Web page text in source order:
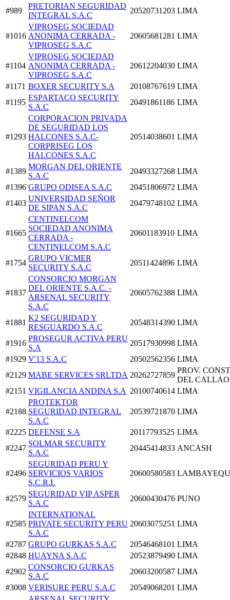
#989
PRETORIAN SEGURIDAD
INTEGRAL S.A.C
20520731203 LIMA
#1016
VIPROSEG SOCIEDAD
ANONIMA CERRADA -
VIPROSEG S.A.C
20605681281 LIMA
#1104
VIPROSEG SOCIEDAD
ANONIMA CERRADA -
VIPROSEG S.A.C
20612204030 LIMA
#1171 BOXER SECURITY S.A 20108767619 LIMA
#1195
ESPARTACO SECURITY
S.A.C
20491861186 LIMA
#1293
CORPORACION PRIVADA
DE SEGURIDAD LOS
HALCONES S.A.C-
CORPRISEG LOS
HALCONES S.A.C
20514038601 LIMA
#1389
MORGAN DEL ORIENTE
S.A.C
20493327268 LIMA
#1396 GRUPO ODISEA S.A.C 20451806972 LIMA
#1403
UNIVERSIDAD SEÑOR
DE SIPAN S.A.C
20479748102 LIMA
#1665
CENTINELCOM
SOCIEDAD ANONIMA
CERRADA -
CENTINELCOM S.A.C
20601183910 LIMA
#1754
GRUPO VICMER
SECURITY S.A.C
20511424896 LIMA
#1837
CONSORCIO MORGAN
DEL ORIENTE S.A.C. -
ARSENAL SECURITY
S.A.C
20605762388 LIMA
#1881
K2 SEGURIDAD Y
RESGUARDO S.A.C
20548314390 LIMA
#1916
PROSEGUR ACTIVA PERU
S.A
20517930998 LIMA
#1929 V'13 S.A.C 20502562356 LIMA
#2129 MABE SERVICES SRLTDA 20262727859
PROV.
DEL CALLAO
#2151 VIGILANCIA ANDINA S.A 20100740614 LIMA
#2188
PROTEKTOR
SEGURIDAD INTEGRAL
S.A.C
20539721870 LIMA
#2225 DEFENSE S.A 20117793525 LIMA
#2247
SOLMAR SECURITY
S.A.C
20445414833 ANCASH
#2496
SEGURIDAD PERU Y
SERVICIOS VARIOS
S.C.R.L
20600580583
#2579
SEGURIDAD VIP ASPER
S.A.C
20600430476 PUNO
#2585
INTERNATIONAL
PRIVATE SECURITY PERU
S.A.C
20603075251 LIMA
#2787 GRUPO GURKAS S.A.C 20546468101 LIMA
#2848 HUAYNA S.A.C 20523879490 LIMA
#2902
CONSORCIO GURKAS
S.A.C
20603200587 LIMA
#3008 VERISURE PERU S.A.C 20549068201 LIMA